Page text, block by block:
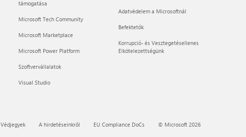
támogatása
Microsoft Tech Community
Microsoft Marketplace
Microsoft Power Platform
Szoftvervállalatok
Visual Studio
Adatvédelem a Microsoftnál
Befektetők
Korrupció- és Vesztegetésellenes
Elkötelezettségünk
Védjegyek A hirdetéseinkről EU Compliance DoCs © Microsoft 2026